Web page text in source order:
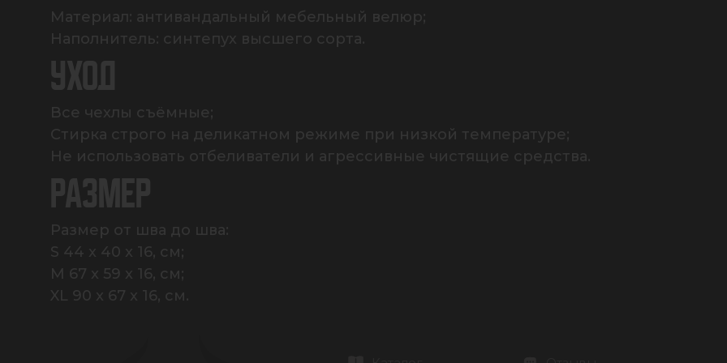
Материал: антивандальный мебельный велюр;
Наполнитель: синтепух высшего сорта.
УХОД
Все чехлы съёмные;
Стирка строго на деликатном режиме при низкой температуре;
Не использовать отбеливатели и агрессивные чистящие средства.
РАЗМЕР
Размер от шва до шва:
S 44 x 40 x 16, см;
M 67 x 59 x 16, см;
XL 90 x 67 x 16, см.